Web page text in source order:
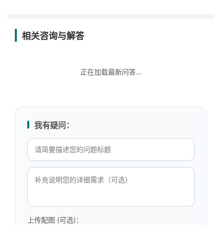
相关咨询与解答
正在加载最新问答...
我有疑问：
上传配图 (可选)：